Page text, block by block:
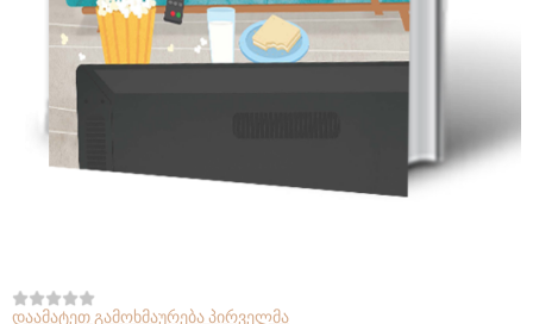
დაამატეთ გამოხმაურება პირველმა